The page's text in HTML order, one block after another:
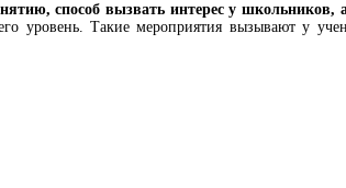
способ вызвать интерес у школьников,
уровень. Такие мероприятия вызывают у